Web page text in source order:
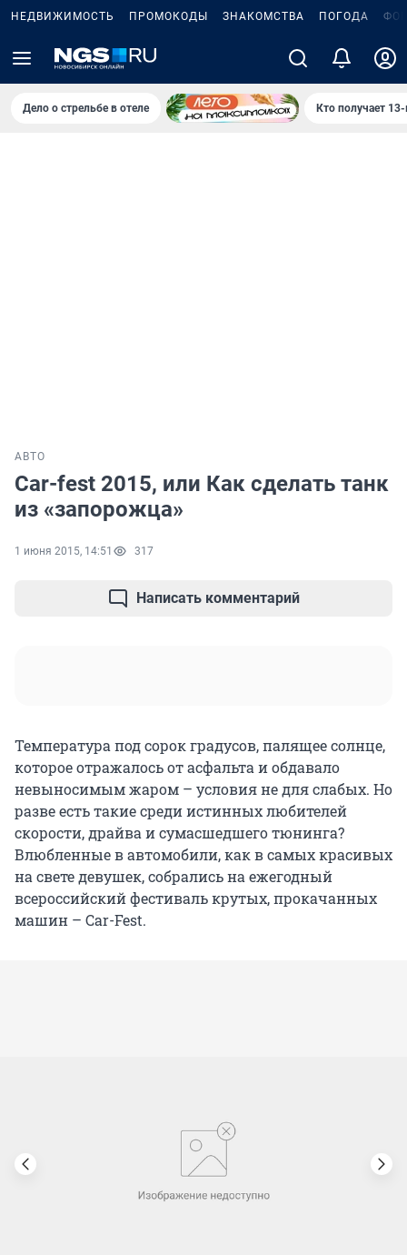
НЕДВИЖИМОСТЬ ПРОМОКОДЫ ЗНАКОМСТВА ПОГОДА
Дело о стрельбе в отеле Кто получает
АВТО
Car-fest 2015, или Как сделать танк
из «запорожца»
1 июня 2015, 14:51 317
Написать комментарий
Температура под сорок градусов, палящее солнце,
которое отражалось от асфальта и обдавало
невыносимым жаром – условия не для слабых. Но
разве есть такие среди истинных любителей
скорости, драйва и сумасшедшего тюнинга?
Влюбленные в автомобили, как в самых красивых
на свете девушек, собрались на ежегодный
всероссийский фестиваль крутых, прокачанных
машин – Car-Fest.